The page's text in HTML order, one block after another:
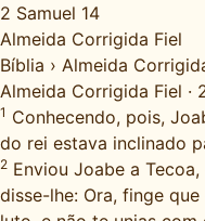
2 Samuel 14
Almeida Corrigida Fiel
Bíblia › Almeida
Almeida Corrigida Fiel ·
1 Conhecendo, pois,
do rei estava inclinado
2 Enviou Joabe a
disse-lhe: Ora, finge